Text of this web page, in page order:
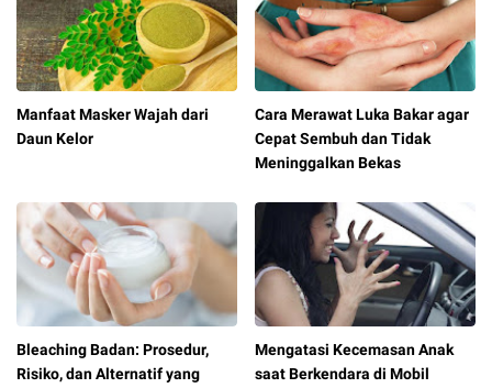
Manfaat Masker Wajah dari
Daun Kelor
Cara Merawat Luka Bakar agar
Cepat Sembuh dan Tidak
Meninggalkan Bekas
Bleaching Badan: Prosedur,
Risiko, dan Alternatif yang
Mengatasi Kecemasan Anak
saat Berkendara di Mobil